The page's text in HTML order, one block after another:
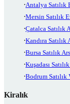
Antalya Satılık
Mersin Satılık
Çatalca Satılık
Kandıra Satılık
Bursa Satılık
Kuşadası
Bodrum Satılık
Kiralık